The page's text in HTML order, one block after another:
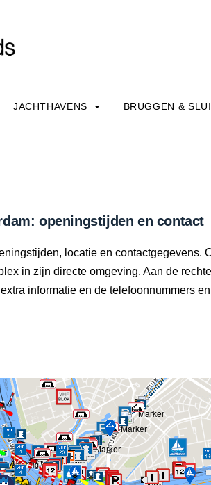
JACHTHAVENS BRUGGEN &
openingstijden en contact
locatie en contactgegevens.
in zijn directe omgeving. Aan de
informatie en de telefoonnummers en
bediening wegen